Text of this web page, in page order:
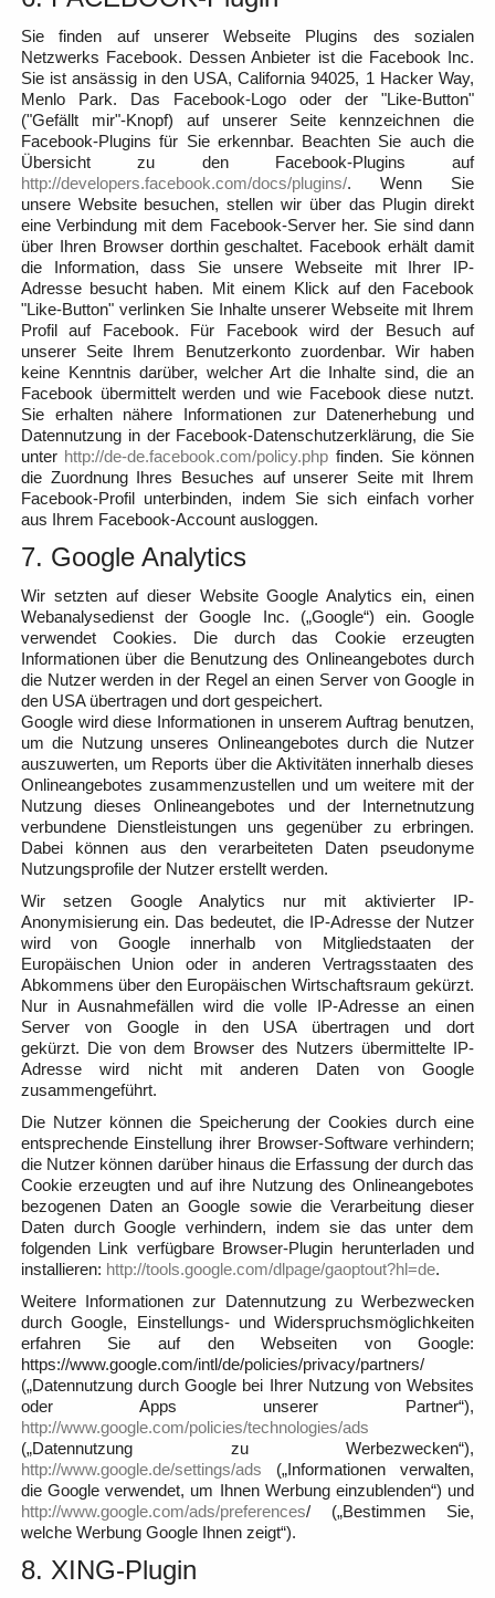
Sie finden auf unserer Webseite Plugins des sozialen
Netzwerks Facebook. Dessen Anbieter ist die Facebook Inc.
Sie ist ansässig in den USA, California 94025, 1 Hacker Way,
Menlo Park. Das Facebook-Logo oder der "Like-Button"
("Gefällt mir"-Knopf) auf unserer Seite kennzeichnen die
Facebook-Plugins für Sie erkennbar. Beachten Sie auch die
Übersicht zu den Facebook-Plugins auf
http://developers.facebook.com/docs/plugins/. Wenn Sie
unsere Website besuchen, stellen wir über das Plugin direkt
eine Verbindung mit dem Facebook-Server her. Sie sind dann
über Ihren Browser dorthin geschaltet. Facebook erhält damit
die Information, dass Sie unsere Webseite mit Ihrer IP-
Adresse besucht haben. Mit einem Klick auf den Facebook
"Like-Button" verlinken Sie Inhalte unserer Webseite mit Ihrem
Profil auf Facebook. Für Facebook wird der Besuch auf
unserer Seite Ihrem Benutzerkonto zuordenbar. Wir haben
keine Kenntnis darüber, welcher Art die Inhalte sind, die an
Facebook übermittelt werden und wie Facebook diese nutzt.
Sie erhalten nähere Informationen zur Datenerhebung und
Datennutzung in der Facebook-Datenschutzerklärung, die Sie
unter http://de-de.facebook.com/policy.php finden. Sie können
die Zuordnung Ihres Besuches auf unserer Seite mit Ihrem
Facebook-Profil unterbinden, indem Sie sich einfach vorher
aus Ihrem Facebook-Account ausloggen.
7. Google Analytics
Wir setzten auf dieser Website Google Analytics ein, einen
Webanalysedienst der Google Inc. („Google“) ein. Google
verwendet Cookies. Die durch das Cookie erzeugten
Informationen über die Benutzung des Onlineangebotes durch
die Nutzer werden in der Regel an einen Server von Google in
den USA übertragen und dort gespeichert.
Google wird diese Informationen in unserem Auftrag benutzen,
um die Nutzung unseres Onlineangebotes durch die Nutzer
auszuwerten, um Reports über die Aktivitäten innerhalb dieses
Onlineangebotes zusammenzustellen und um weitere mit der
Nutzung dieses Onlineangebotes und der Internetnutzung
verbundene Dienstleistungen uns gegenüber zu erbringen.
Dabei können aus den verarbeiteten Daten pseudonyme
Nutzungsprofile der Nutzer erstellt werden.
Wir setzen Google Analytics nur mit aktivierter IP-
Anonymisierung ein. Das bedeutet, die IP-Adresse der Nutzer
wird von Google innerhalb von Mitgliedstaaten der
Europäischen Union oder in anderen Vertragsstaaten des
Abkommens über den Europäischen Wirtschaftsraum gekürzt.
Nur in Ausnahmefällen wird die volle IP-Adresse an einen
Server von Google in den USA übertragen und dort
gekürzt. Die von dem Browser des Nutzers übermittelte IP-
Adresse wird nicht mit anderen Daten von Google
zusammengeführt.
Die Nutzer können die Speicherung der Cookies durch eine
entsprechende Einstellung ihrer Browser-Software verhindern;
die Nutzer können darüber hinaus die Erfassung der durch das
Cookie erzeugten und auf ihre Nutzung des Onlineangebotes
bezogenen Daten an Google sowie die Verarbeitung dieser
Daten durch Google verhindern, indem sie das unter dem
folgenden Link verfügbare Browser-Plugin herunterladen und
installieren: http://tools.google.com/dlpage/gaoptout?hl=de.
Weitere Informationen zur Datennutzung zu Werbezwecken
durch Google, Einstellungs- und Widerspruchsmöglichkeiten
erfahren Sie auf den Webseiten von Google:
https://www.google.com/intl/de/policies/privacy/partners/
(„Datennutzung durch Google bei Ihrer Nutzung von Websites
oder Apps unserer Partner“),
http://www.google.com/policies/technologies/ads
(„Datennutzung zu Werbezwecken“),
http://www.google.de/settings/ads („Informationen verwalten,
die Google verwendet, um Ihnen Werbung einzublenden“) und
http://www.google.com/ads/preferences/ („Bestimmen Sie,
welche Werbung Google Ihnen zeigt“).
8. XING-Plugin